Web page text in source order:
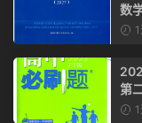
数
第